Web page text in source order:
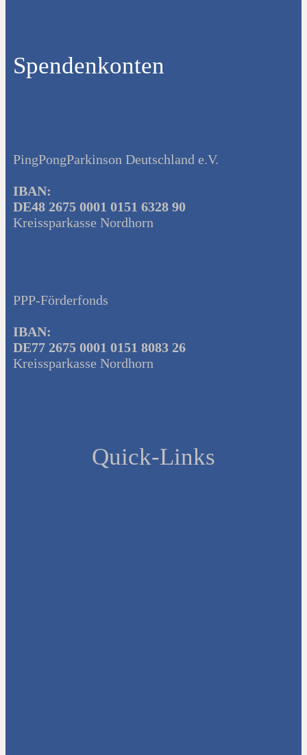
Spendenkonten
PingPongParkinson Deutschland e.V.
IBAN:
DE48 2675 0001 0151 6328 90
Kreissparkasse Nordhorn
PPP-Förderfonds
IBAN:
DE77 2675 0001 0151 8083 26
Kreissparkasse Nordhorn
Quick-Links